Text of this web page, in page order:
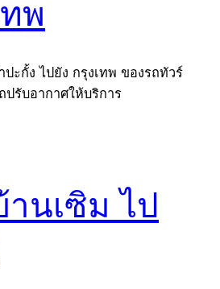
พ
ะกั้ง ไปยัง กรุงเทพ ของรถทัวร์
ปรับอากาศให้บริการ
นเซิม ไป